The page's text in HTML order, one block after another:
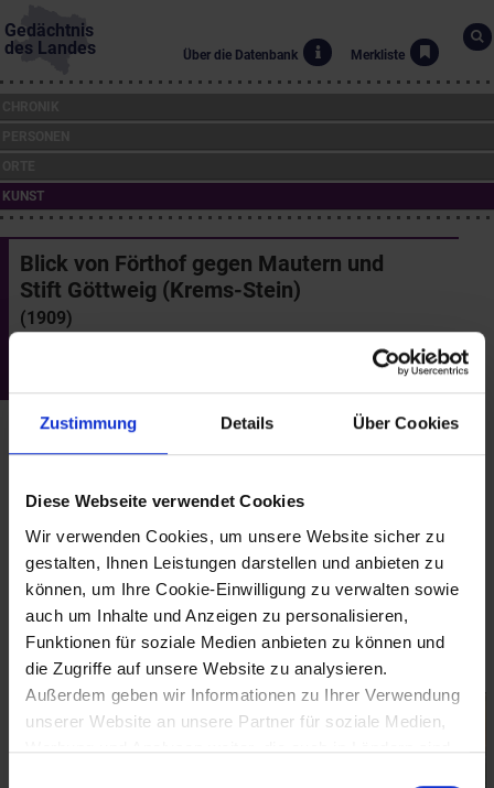
Zustimmung Details Über Cookies
Diese Webseite verwendet Cookies
Wir verwenden Cookies, um unsere Website sicher zu
gestalten, Ihnen Leistungen darstellen und anbieten zu
können, um Ihre Cookie-Einwilligung zu verwalten sowie
auch um Inhalte und Anzeigen zu personalisieren,
Funktionen für soziale Medien anbieten zu können und
die Zugriffe auf unsere Website zu analysieren.
Außerdem geben wir Informationen zu Ihrer Verwendung
unserer Website an unsere Partner für soziale Medien,
Werbung und Analysen weiter, die auch in Ländern sind,
Gedächtnis
des Landes
Über die Datenbank Merkliste
KUNST
Blick von Förthof gegen Mautern und
Stift Göttweig (Krems-Stein)
(1909)
Landessammlungen Niederösterreich
Kremser Jubiläumsausstellung mit einem Werk vertreten. Ein Jahr
später entstand mit dem "Blick von Förthof gegen Mautern und
Stift Göttweig" ein frühes Hauptwerk, in dem er auf die aktuellsten
künstlerischen Entwicklungen in Wien reagierte.
(Quelle: W. Krug, Wachau, Bilder aus dem Land der Romantik,
2003, S. 215)
Bilder (1)